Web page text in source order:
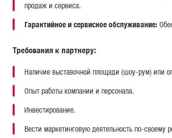
СП ООО UZ TRUCK AND
продаж и сервиса.
Гарантийное и сервисное обслуживание:
Требования к партнеру:
Наличие выставочной площади (шоу-рум) или
Опыт работы компании и персонала.
Инвестирование.
Вести маркетинговую деятельность по-своему